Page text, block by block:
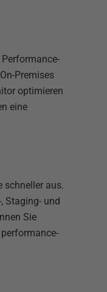
Premises
optimieren
eine
schneller aus.
Staging- und
Sie